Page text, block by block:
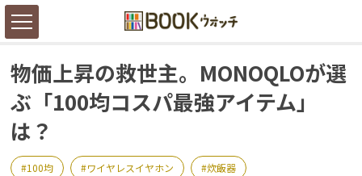
物価上昇の救世主。MONOQLOが選
ぶ「100均コスパ最強アイテム」
は？
100均 ワイヤレスイヤホン 炊飯器